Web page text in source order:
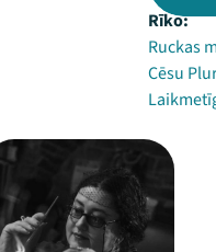
Rīko:
Ruckas
Cēsu